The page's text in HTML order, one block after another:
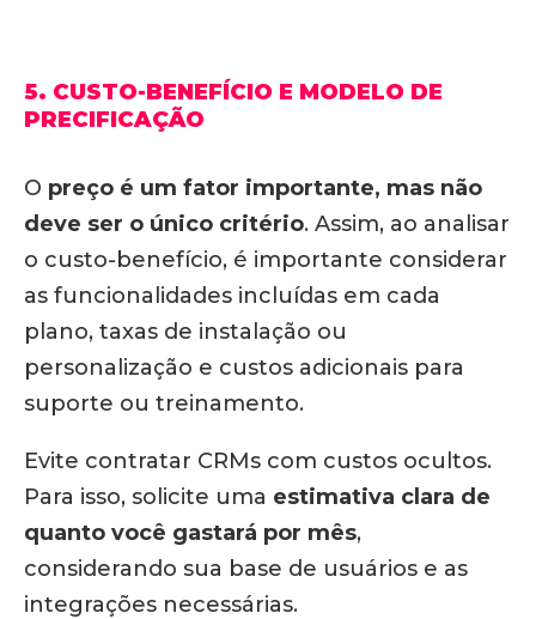
5. CUSTO-BENEFÍCIO E MODELO DE
PRECIFICAÇÃO
O preço é um fator importante, mas não
deve ser o único critério. Assim, ao analisar
o custo-benefício, é importante considerar
as funcionalidades incluídas em cada
plano, taxas de instalação ou
personalização e custos adicionais para
suporte ou treinamento.
Evite contratar CRMs com custos ocultos.
Para isso, solicite uma estimativa clara de
quanto você gastará por mês,
considerando sua base de usuários e as
integrações necessárias.